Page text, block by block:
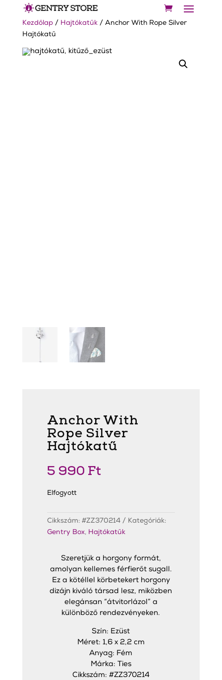
Kezdőlap/ Hajtókatűk/ Anchor With Rope Silver
Hajtókatű
Anchor With
Rope Silver
Hajtókatű
5 990 Ft
Elfogyott
Cikkszám: #ZZ370214
Kategóriák:
Gentry Box, Hajtókatűk
Szeretjük a horgony formát,
amolyan kellemes férfierőt sugall.
Ez a kötéllel körbetekert horgony
dizájn kiváló társad lesz, miközben
elegánsan “átvitorlázol” a
különböző rendezvényeken.
Szín: Ezüst
Méret: 1,6 x 2,2 cm
Anyag: Fém
Márka: Ties
Cikkszám: #ZZ370214